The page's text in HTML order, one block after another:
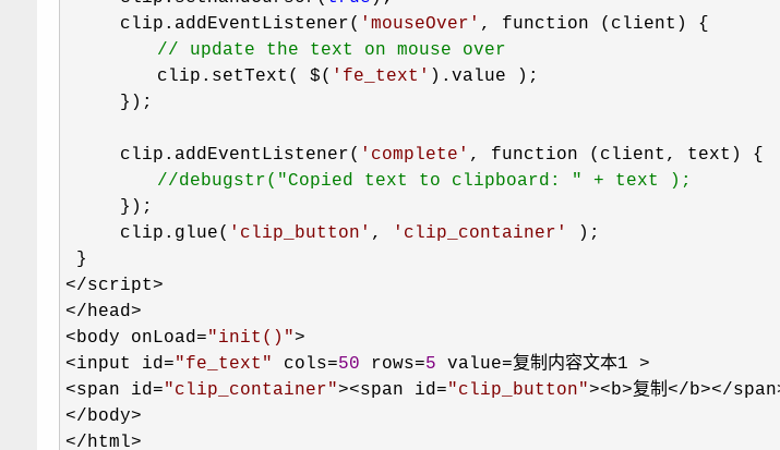
     clip.addEventListener(
' mouseOver ' , function (client) {
// update the text on mouse over
  　　　　clip.setText( $(
' fe_text ' ).value );
     });
     clip.addEventListener(
' complete ' , function (client, text) {
//debugstr("Copied text to clipboard: " + text );
     });
     clip.glue(
' clip_button ' , ' clip_container '
);
</script>
</head>
<body onLoad="init() ">
<input id="fe_text " cols=50 rows=5 value=复制内容文本1 >
<span id="clip_container"><span id="clip_button"><b>复制</b></
</body>
</html>